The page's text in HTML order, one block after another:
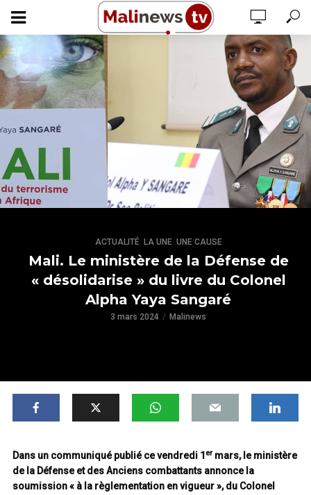
ACTUALITÉ, LA UNE, UNE CAUSE
Mali. Le ministère de la Défense de
« désolidarise » du livre du Colonel
Alpha Yaya Sangaré
3 mars 2024 Malinews
Dans un communiqué publié ce vendredi 1 ermars, le ministère
de la Défense et des Anciens combattants annonce la
soumission « à la règlementation en vigueur », du Colonel